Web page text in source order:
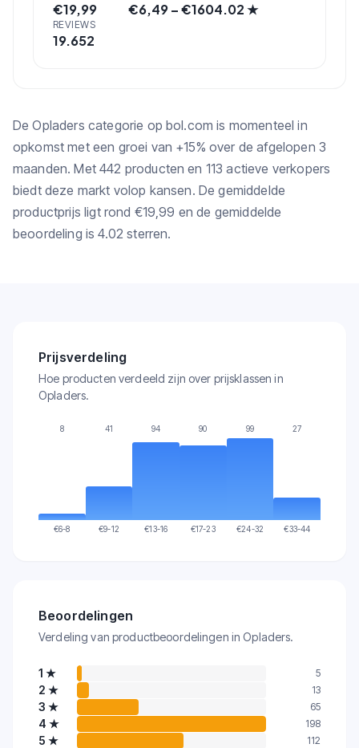
€19,99 €6,49– €1604.02★
REVIEWS
19.652
De Opladers categorie op bol.com is momenteel in
opkomst met een groei van +15% over de afgelopen 3
maanden. Met 442 producten en 113 actieve verkopers
biedt deze markt volop kansen. De gemiddelde
productprijs ligt rond €19,99 en de gemiddelde
beoordeling is 4.02 sterren.
Prijsverdeling
Hoe producten verdeeld zijn over prijsklassen in
Opladers.
8
€6-8
41
€9-12
94
€13-16
90
€17-23
99
€24-32
27
€33-44
Beoordelingen
Verdeling van productbeoordelingen in Opladers.
1 ★ 5
2 ★ 13
3 ★ 65
4 ★ 198
5 ★ 112